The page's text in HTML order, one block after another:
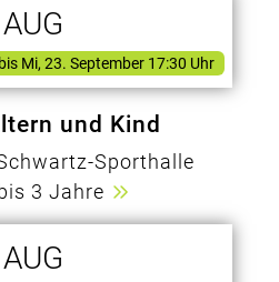
AUG
bis Mi, 23. September 17:30 Uhr
und Kind
Sporthalle
3 Jahre
AUG